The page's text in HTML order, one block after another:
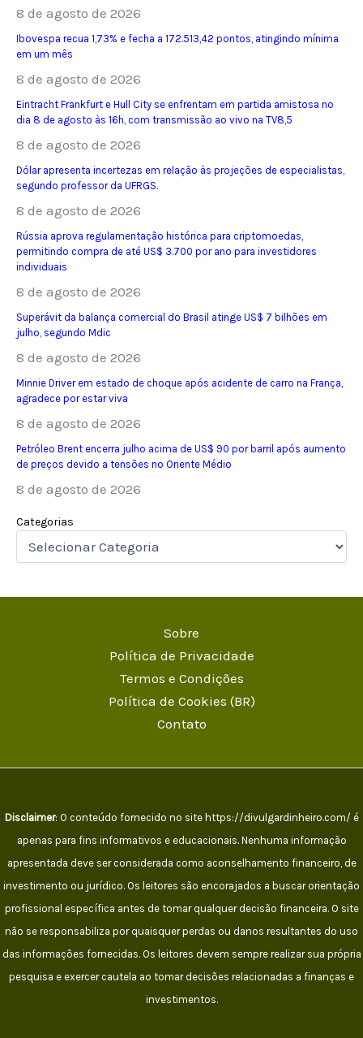
8 de agosto de 2026
Ibovespa recua 1,73% e fecha a 172.513,42 pontos, atingindo mínima
em um mês
8 de agosto de 2026
Eintracht Frankfurt e Hull City se enfrentam em partida amistosa no
dia 8 de agosto às 16h, com transmissão ao vivo na TV8,5
8 de agosto de 2026
Dólar apresenta incertezas em relação às projeções de especialistas,
segundo professor da UFRGS.
8 de agosto de 2026
Rússia aprova regulamentação histórica para criptomoedas,
permitindo compra de até US$ 3.700 por ano para investidores
individuais
8 de agosto de 2026
Superávit da balança comercial do Brasil atinge US$ 7 bilhões em
julho, segundo Mdic
8 de agosto de 2026
Minnie Driver em estado de choque após acidente de carro na França,
agradece por estar viva
8 de agosto de 2026
Petróleo Brent encerra julho acima de US$ 90 por barril após aumento
de preços devido a tensões no Oriente Médio
8 de agosto de 2026
Categorias
Sobre
Política de Privacidade
Termos e Condições
Política de Cookies (BR)
Contato
Disclaimer: O conteúdo fornecido no site https://divulgardinheiro.com/ é
apenas para fins informativos e educacionais. Nenhuma informação
apresentada deve ser considerada como aconselhamento financeiro, de
investimento ou jurídico. Os leitores são encorajados a buscar orientação
profissional específica antes de tomar qualquer decisão financeira. O site
não se responsabiliza por quaisquer perdas ou danos resultantes do uso
das informações fornecidas. Os leitores devem sempre realizar sua própria
pesquisa e exercer cautela ao tomar decisões relacionadas a finanças e
investimentos.